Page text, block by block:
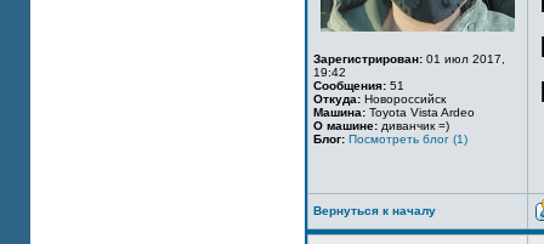
Зарегистрирован: 01 июл 2017,
19:42
Сообщения: 51
Откуда: Новороссийск
Машина: Toyota Vista Ardeo
О машине: диванчик =)
Блог: Посмотреть блог (1)
Вернуться к началу